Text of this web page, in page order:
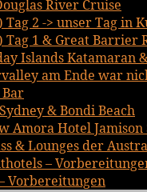
River Cruise
Tag 2 -> unser Tag in
Tag 1 & Great Barrier
Islands Katamaran
am Ende war
& Bondi Beach
Amora Hotel Jamison
& Lounges der
–
Vorbereitungen